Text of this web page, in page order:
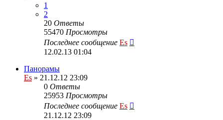
1
2
20 Ответы
55470 Просмотры
Последнее сообщение Es
12.02.13 01:04
Панорамы
Es » 21.12.12 23:09
0 Ответы
25953 Просмотры
Последнее сообщение Es
21.12.12 23:09